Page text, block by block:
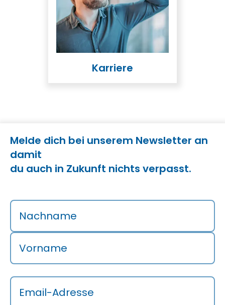
Karriere
Melde dich bei unserem Newsletter an
damit
du auch in Zukunft nichts verpasst.
Nachname
Vorname
Email-Adresse